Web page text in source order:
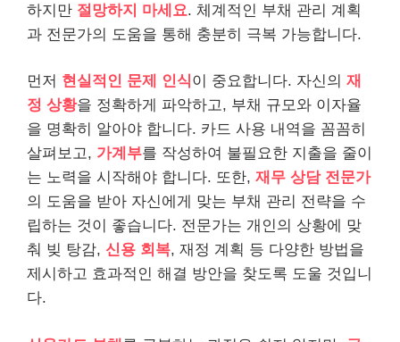
하지만 절망하지 마세요. 체계적인 부채 관리 계획
과 전문가의 도움을 통해 충분히 극복 가능합니다.
먼저 현실적인 문제 인식이 중요합니다. 자신의 재
정 상황을 정확하게 파악하고, 부채 규모와 이자율
을 명확히 알아야 합니다. 카드 사용 내역을 꼼꼼히
살펴보고, 가계부를 작성하여 불필요한 지출을 줄이
는 노력을 시작해야 합니다. 또한, 재무 상담 전문가
의 도움을 받아 자신에게 맞는 부채 관리 전략을 수
립하는 것이 좋습니다. 전문가는 개인의 상황에 맞
춰 빚 탕감, 신용 회복, 재정 계획 등 다양한 방법을
제시하고 효과적인 해결 방안을 찾도록 도울 것입니
다.